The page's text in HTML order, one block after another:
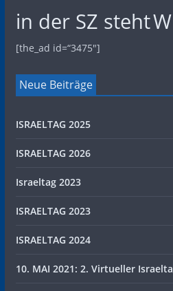
in der SZ steht
[the_ad id=“3475″]
Neue Beiträge
ISRAELTAG 2025
ISRAELTAG 2026
Israeltag 2023
ISRAELTAG 2023
ISRAELTAG 2024
10. MAI 2021: 2. Virtueller